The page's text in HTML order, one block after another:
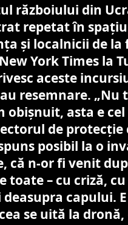
războiului din
repetat în
și localnicii de
York Times la
aceste
resemnare. „Nu
obișnuit, asta e
de protecție
posibil la o
că n-or fi venit
toate – cu criză,
capului.
se uită la